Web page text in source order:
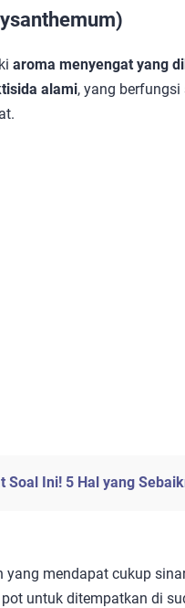
aroma menyengat yang
alami, yang
Soal Ini! 5 Hal yang
yang mendapat cukup
untuk ditempatkan di